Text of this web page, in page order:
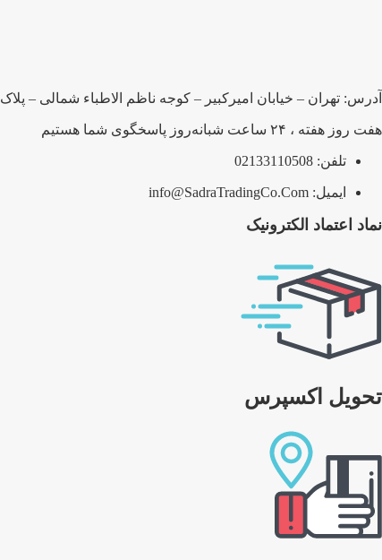
آدرس: تهران – خیابان امیرکبیر – کوجه ناظم الاطباء شمالی – پلاک 109 – شرکت صدرا بلبرینگ پارسیان
هفت روز هفته ، ۲۴ ساعت شبانه‌روز پاسخگوی شما هستیم
تلفن: 02133110508
ایمیل: info@SadraTradingCo.Com
نماد اعتماد الکترونیک
تحویل اکسپرس